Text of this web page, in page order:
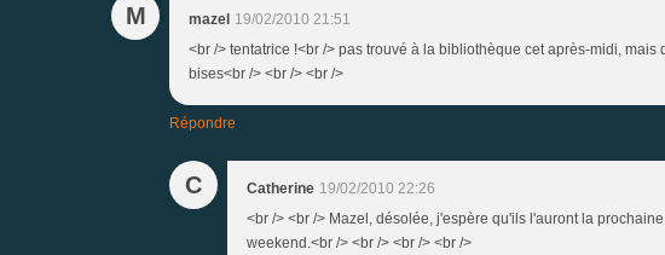
M mazel 19/02/2010 21:51
<br /> tentatrice !<br /> pas trouvé à la bibliothèque cet après-midi,
bises<br /> <br /> <br />
Répondre
C Catherine 19/02/2010 22:26
<br /> <br /> Mazel, désolée, j'espère qu'ils l'auront la
weekend.<br /> <br /> <br /> <br />